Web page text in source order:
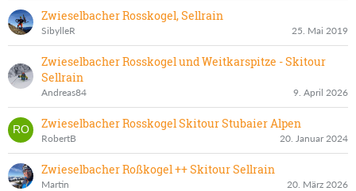
Zwieselbacher Rosskogel, Sellrain
SibylleR 25. Mai 2019
Zwieselbacher Rosskogel und Weitkarspitze - Skitour
Sellrain
Andreas84 9. April 2026
Zwieselbacher Rosskogel Skitour Stubaier Alpen
RobertB 20. Januar 2024
Zwieselbacher Roßkogel ++ Skitour Sellrain
Martin 20. März 2026